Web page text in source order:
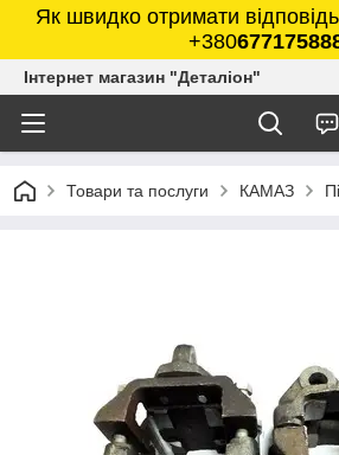
Як швидко отримати
+380
Інтернет магазин "Деталіон"
Товари та послуги КАМАЗ